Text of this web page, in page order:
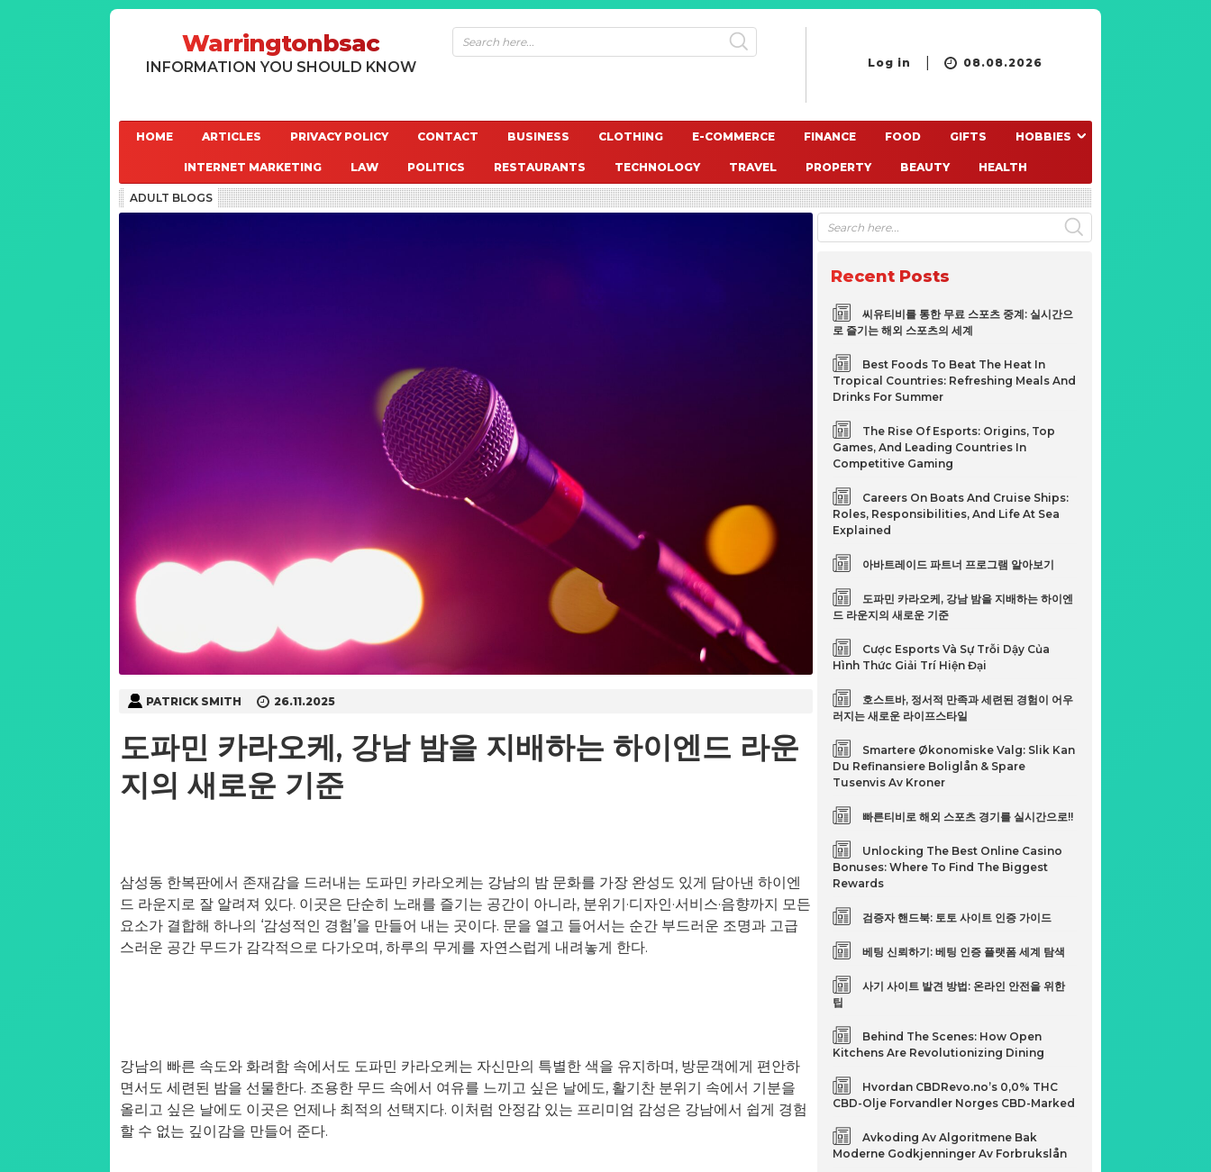
Warringtonbsac
INFORMATION YOU SHOULD KNOW Log in 08.08.2026
HOME ARTICLES PRIVACY POLICY CONTACT BUSINESS CLOTHING E-COMMERCE FINANCE FOOD GIFTS HOBBIES
INTERNET MARKETING LAW POLITICS RESTAURANTS TECHNOLOGY TRAVEL PROPERTY BEAUTY HEALTH
ADULT BLOGS
PATRICK SMITH 26.11.2025
도파민 카라오케, 강남 밤을 지배하는 하이엔드 라운
지의 새로운 기준
삼성동 한복판에서 존재감을 드러내는 도파민 카라오케는 강남의 밤 문화를 가장 완성도 있게 담아낸 하이엔
드 라운지로 잘 알려져 있다. 이곳은 단순히 노래를 즐기는 공간이 아니라, 분위기·디자인·서비스·음향까지 모든
요소가 결합해 하나의 ‘감성적인 경험’을 만들어 내는 곳이다. 문을 열고 들어서는 순간 부드러운 조명과 고급
스러운 공간 무드가 감각적으로 다가오며, 하루의 무게를 자연스럽게 내려놓게 한다.
강남의 빠른 속도와 화려함 속에서도 도파민 카라오케는 자신만의 특별한 색을 유지하며, 방문객에게 편안하
면서도 세련된 밤을 선물한다. 조용한 무드 속에서 여유를 느끼고 싶은 날에도, 활기찬 분위기 속에서 기분을
올리고 싶은 날에도 이곳은 언제나 최적의 선택지다. 이처럼 안정감 있는 프리미엄 감성은 강남에서 쉽게 경험
할 수 없는 깊이감을 만들어 준다.
Recent Posts
씨유티비를 통한 무료 스포츠 중계: 실시간으
로 즐기는 해외 스포츠의 세계
Best Foods To Beat The Heat In
Tropical Countries: Refreshing Meals And
Drinks For Summer
The Rise Of Esports: Origins, Top
Games, And Leading Countries In
Competitive Gaming
Careers On Boats And Cruise Ships:
Roles, Responsibilities, And Life At Sea
Explained
아바트레이드 파트너 프로그램 알아보기
도파민 카라오케, 강남 밤을 지배하는 하이엔
드 라운지의 새로운 기준
Cược Esports Và Sự Trỗi Dậy Của
Hình Thức Giải Trí Hiện Đại
호스트바, 정서적 만족과 세련된 경험이 어우
러지는 새로운 라이프스타일
Smartere Økonomiske Valg: Slik Kan
Du Refinansiere Boliglån & Spare
Tusenvis Av Kroner
빠른티비로 해외 스포츠 경기를 실시간으로!!
Unlocking The Best Online Casino
Bonuses: Where To Find The Biggest
Rewards
검증자 핸드북: 토토 사이트 인증 가이드
베팅 신뢰하기: 베팅 인증 플랫폼 세계 탐색
사기 사이트 발견 방법: 온라인 안전을 위한
팁
Behind The Scenes: How Open
Kitchens Are Revolutionizing Dining
Hvordan CBDRevo.no’s 0,0% THC
CBD-Olje Forvandler Norges CBD-Marked
Avkoding Av Algoritmene Bak
Moderne Godkjenninger Av Forbrukslån